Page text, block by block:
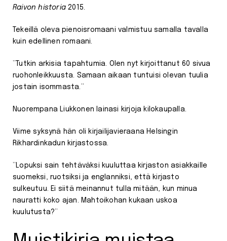
Raivon historia 2015.
Tekeillä oleva pienoisromaani valmistuu samalla tavalla
kuin edellinen romaani.
”Tutkin arkisia tapahtumia. Olen nyt kirjoittanut 60 sivua
ruohonleikkuusta. Samaan aikaan tuntuisi olevan tuulia
jostain isommasta.”
Nuorempana Liukkonen lainasi kirjoja kilokaupalla.
Viime syksynä hän oli kirjailijavieraana Helsingin
Rikhardinkadun kirjastossa.
”Lopuksi sain tehtäväksi kuuluttaa kirjaston asiakkaille
suomeksi, ruotsiksi ja englanniksi, että kirjasto
sulkeutuu. Ei siitä meinannut tulla mitään, kun minua
nauratti koko ajan. Mahtoikohan kukaan uskoa
kuulutusta?”